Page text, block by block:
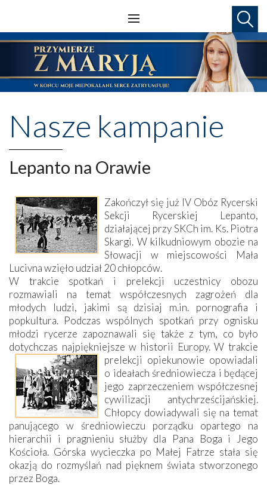
Nasze kampanie
Lepanto na Orawie
Zakończył się już IV Obóz Rycerski
Sekcji Rycerskiej Lepanto,
działającej przy SKCh im. Ks. Piotra
Skargi. W kilkudniowym obozie na
Słowacji w miejscowości Mała
Lucivna wzięło udział 20 chłopców.
W trakcie spotkań i prelekcji uczestnicy obozu
rozmawiali na temat współczesnych zagrożeń dla
młodych ludzi, jakimi są dzisiaj m.in. pornografia i
popkultura. Podczas wspólnych spotkań przy ognisku
młodzi rycerze zapoznawali się także z tym, co było
dotychczas najpiękniejsze w historii Europy.W trakcie
prelekcji opiekunowie opowiadali
o ideałach średniowiecza i będącej
jego zaprzeczeniem współczesnej
cywilizacji antychrześcijańskiej.
Chłopcy dowiadywali się na temat
panującego w średniowieczu porządku opartego na
hierarchii i pragnieniu służby dla Pana Boga i Jego
Kościoła. Górska wycieczka po Małej Fatrze stała się
okazją do rozmyślań nad pięknem świata stworzonego
przez Boga.